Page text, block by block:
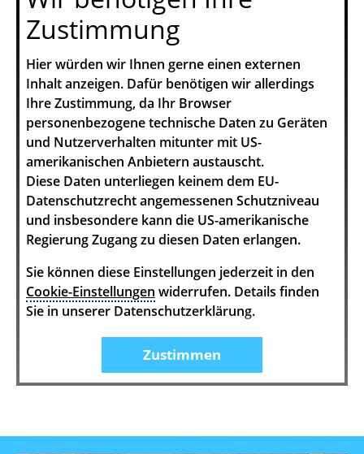
Zustimmung
Hier würden wir Ihnen gerne einen externen
Inhalt anzeigen. Dafür benötigen wir allerdings
Ihre Zustimmung, da Ihr Browser
personenbezogene technische Daten zu Geräten
und Nutzerverhalten mitunter mit US-
amerikanischen Anbietern austauscht.
Diese Daten unterliegen keinem dem EU-
Datenschutzrecht angemessenen Schutzniveau
und insbesondere kann die US-amerikanische
Regierung Zugang zu diesen Daten erlangen.
Sie können diese Einstellungen jederzeit in den
Cookie-Einstellungen widerrufen. Details finden
Sie in unserer Datenschutzerklärung.
Zustimmen